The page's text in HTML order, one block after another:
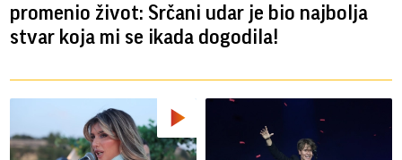
promenio život: Srčani udar je bio najbolja
stvar koja mi se ikada dogodila!